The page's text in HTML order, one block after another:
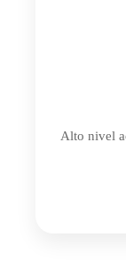
Alto nivel